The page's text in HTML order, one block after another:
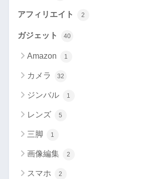
アフィリエイト 2
ガジェット 40
Amazon 1
カメラ 32
ジンバル 1
レンズ 5
三脚 1
画像編集 2
スマホ 2